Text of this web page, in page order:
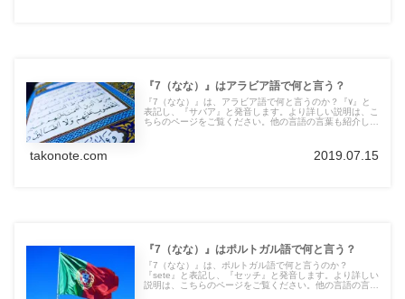
『7（なな）』はアラビア語で何と言う？
『7（なな）』は、アラビア語で何と言うのか？『٧』と
表記し、『サバア』と発音します。より詳しい説明は、こ
ちらのページをご覧ください。他の言語の言葉も紹介して
takonote.com 2019.07.15
『7（なな）』はポルトガル語で何と言う？
『7（なな）』は、ポルトガル語で何と言うのか？
『sete』と表記し、『セッチ』と発音します。より詳しい
説明は、こちらのページをご覧ください。他の言語の言葉